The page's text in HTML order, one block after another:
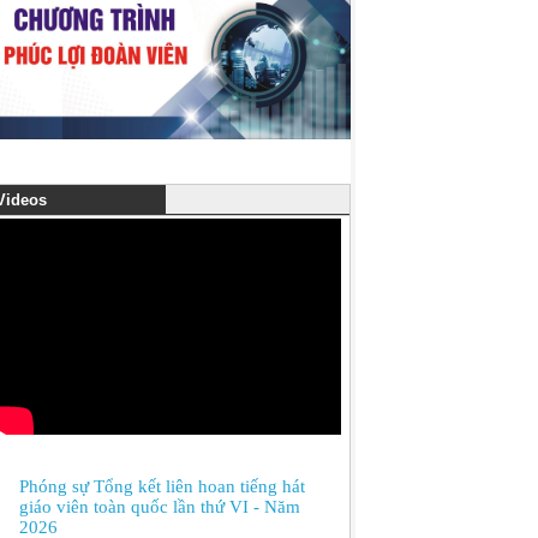
Phóng sự Tổng kết liên hoan tiếng hát
giáo viên toàn quốc lần thứ VI - Năm
2026